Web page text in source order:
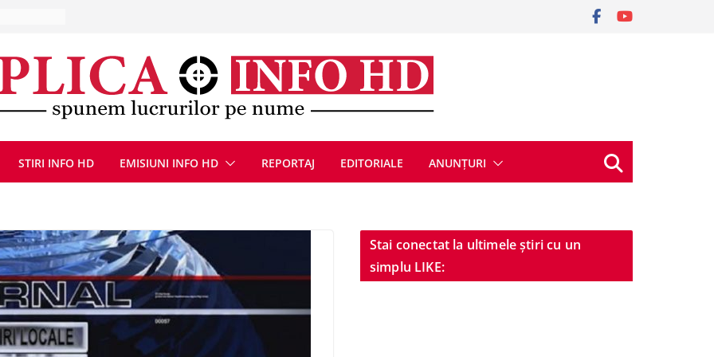
din
cu
DIN
STIRI INFO HD EMISIUNI INFO HD REPORTAJ EDITORIALE ANUNȚURI
Stai conectat la ultimele știri cu un
simplu LIKE: